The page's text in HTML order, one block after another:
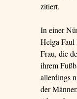
zitiert.
In einer
Helga Faul
Frau, die
ihrem
allerdings
der